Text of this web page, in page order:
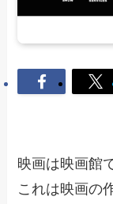
映画は映画館
これは映画の